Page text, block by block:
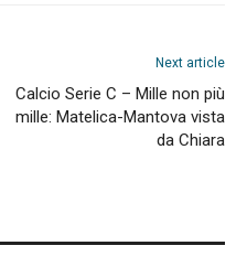
Next article
Calcio Serie C – Mille non più
mille: Matelica-Mantova vista
da Chiara